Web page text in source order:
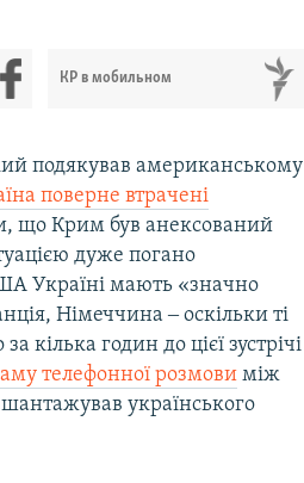
КР в мобильном
подякував американському
поверне втрачені
що Крим був анексований
дуже погано
Україні мають «значно
Німеччина ‒ оскільки ті
кілька годин до цієї зустрічі
телефонної розмови між
українського